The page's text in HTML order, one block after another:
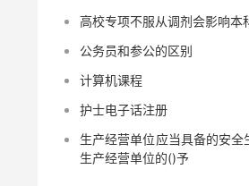
高校专项不服从调剂会影响本
公务员和参公的区别
计算机课程
护士电子话注册
生产经营单位应当具备的安
生产经营单位的()予